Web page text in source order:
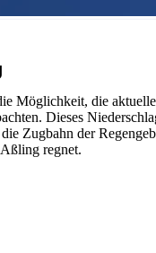
Möglichkeit, die
Dieses
Zugbahn der
regnet.